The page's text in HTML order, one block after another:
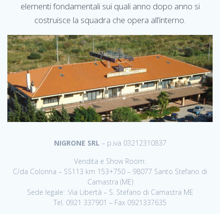
elementi fondamentali sui quali anno dopo anno si
costruisce la squadra che opera all’interno.
NIGRONE SRL – p.iva 03212310837
Vendita e Show Room:
C/da Colonna – SS113 km 153+750 – 98077 Santo Stefano di
Camastra (ME)
Sede legale: :Via Libertà – S. Stefano di Camastra ME
Tel. 0921 337901 – Fax 0921337635